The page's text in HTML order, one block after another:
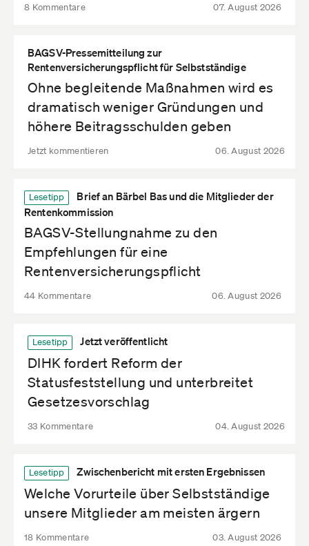
8 Kommentare 07. August 2026
BAGSV-Pressemitteilung zur
Rentenversicherungspflicht für Selbstständige
Ohne begleitende Maßnahmen wird es
dramatisch weniger Gründungen und
höhere Beitragsschulden geben
Jetzt kommentieren 06. August 2026
Lesetipp
Brief an Bärbel Bas und die Mitglieder der
Rentenkommission
BAGSV-Stellungnahme zu den
Empfehlungen für eine
Rentenversicherungspflicht
44 Kommentare 06. August 2026
Lesetipp Jetzt veröffentlicht
DIHK fordert Reform der
Statusfeststellung und unterbreitet
Gesetzesvorschlag
33 Kommentare 04. August 2026
Lesetipp Zwischenbericht mit ersten Ergebnissen
Welche Vorurteile über Selbstständige
unsere Mitglieder am meisten ärgern
18 Kommentare 03. August 2026